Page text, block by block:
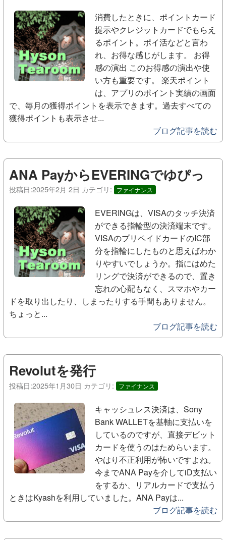
消費したときに、ポイントカード
提示やクレジットカードでもらえ
るポイント。ポイ活などと言わ
れ、お得な感じがします。 お得
感の演出 このお得感の演出や使
い方も重要です。 楽天ポイント
は、アプリのポイント実績の画面
で、毎月の獲得ポイントを表示できます。過去すべての
獲得ポイントも表示させ...
ブログ記事を読む
ANA PayからEVERINGでゆぴっ
投稿日:2025年2月 2日 カテゴリ: ファイナンス
EVERINGは、VISAのタッチ決済
ができる指輪型の決済端末です。
VISAのプリペイドカードのIC部
分を指輪にしたものと思えばわか
りやすいでしょうか。指にはめた
リングで決済ができるので、置き
忘れの心配もなく、スマホやカー
ドを取り出したり、しまったりする手間もありません。
ちょっと...
ブログ記事を読む
Revolutを発行
投稿日:2025年1月30日 カテゴリ: ファイナンス
キャッシュレス決済は、Sony
Bank WALLETを基軸に支払いを
しているのですが、直接デビット
カードを使うのはためらいます。
やはり不正利用が怖いですよね。
今までANA Payを介してiD支払い
をするか、リアルカードで支払う
ときはKyashを利用していました。ANA Payは...
ブログ記事を読む